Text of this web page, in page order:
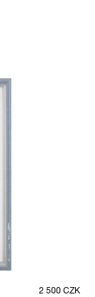
2 500 CZK